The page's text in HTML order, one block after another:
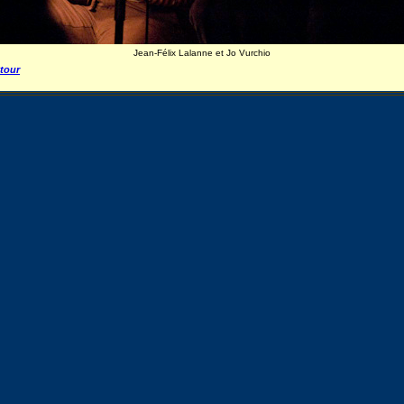
Jean-Félix Lalanne et Jo Vurchio